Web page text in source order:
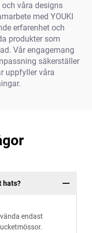
våra designs
med YOUKI
erfarenhet och
produkter som
Vår engagemang
säkerställer
uppfyller våra
hats?
endast